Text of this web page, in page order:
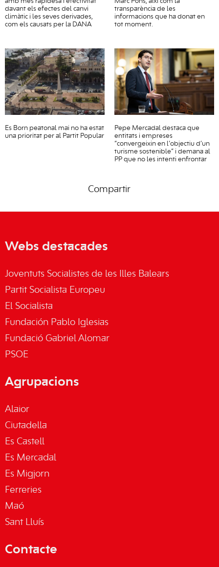
davant els efectes del canvi
climàtic i les seves derivades,
com els causats per la DANA
transparència de les
informacions que ha donat en
tot moment.
Es Born peatonal mai no ha estat
una prioritat per al Partit Popular
Pepe Mercadal destaca que
entitats i empreses
“convergeixin en l’objectiu d’un
turisme sostenible” i demana al
PP que no les intenti enfrontar
Compartir
Webs destacades
Joventuts Socialistes de les Illes Balears
Partit Socialista Europeu
El Socialista
Fundación Pablo Iglesias
Fundació Gabriel Alomar
PSOE
Agrupacions
Alaior
Ciutadella
Es Castell
Es Mercadal
Es Migjorn
Ferreries
Maó
Sant Lluís
Contacte